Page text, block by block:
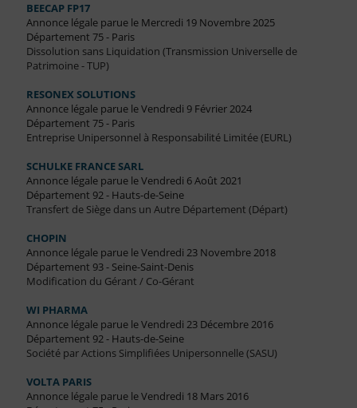
BEECAP FP17
Annonce légale parue le Mercredi 19 Novembre 2025
Département 75 - Paris
Dissolution sans Liquidation (Transmission Universelle de
Patrimoine - TUP)
RESONEX SOLUTIONS
Annonce légale parue le Vendredi 9 Février 2024
Département 75 - Paris
Entreprise Unipersonnel à Responsabilité Limitée (EURL)
SCHULKE FRANCE SARL
Annonce légale parue le Vendredi 6 Août 2021
Département 92 - Hauts-de-Seine
Transfert de Siège dans un Autre Département (Départ)
CHOPIN
Annonce légale parue le Vendredi 23 Novembre 2018
Département 93 - Seine-Saint-Denis
Modification du Gérant / Co-Gérant
WI PHARMA
Annonce légale parue le Vendredi 23 Décembre 2016
Département 92 - Hauts-de-Seine
Société par Actions Simplifiées Unipersonnelle (SASU)
VOLTA PARIS
Annonce légale parue le Vendredi 18 Mars 2016